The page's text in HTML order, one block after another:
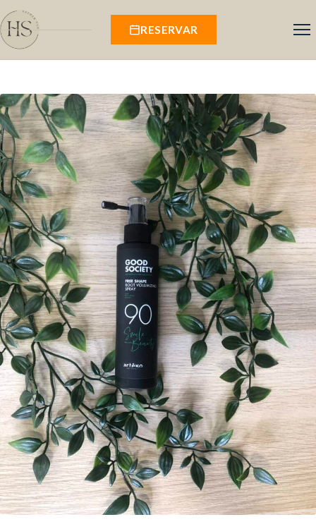
Inicio
Servicios
Salón
Productos
Comentarios
Contacto
Área cliente
RESERVAR